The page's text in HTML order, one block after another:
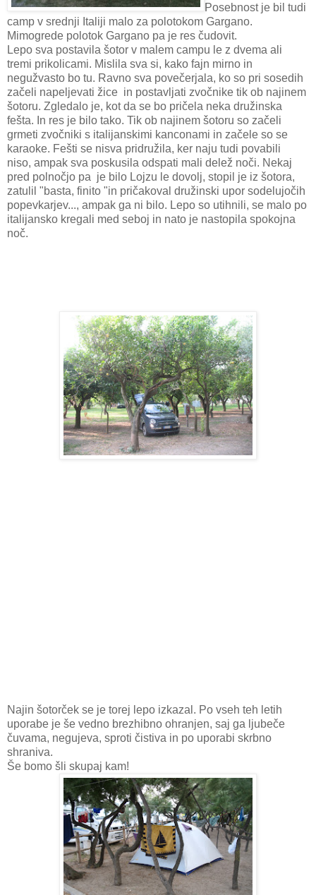
Posebnost je bil tudi
camp v srednji Italiji malo za polotokom Gargano.
Mimogrede polotok Gargano pa je res čudovit.
Lepo sva postavila šotor v malem campu le z dvema ali
tremi prikolicami. Mislila sva si, kako fajn mirno in
negužvasto bo tu. Ravno sva povečerjala, ko so pri sosedih
začeli napeljevati žice in postavljati zvočnike tik ob najinem
šotoru. Zgledalo je, kot da se bo pričela neka družinska
fešta. In res je bilo tako. Tik ob najinem šotoru so začeli
grmeti zvočniki s italijanskimi kanconami in začele so se
karaoke. Fešti se nisva pridružila, ker naju tudi povabili
niso, ampak sva poskusila odspati mali delež noči. Nekaj
pred polnočjo pa je bilo Lojzu le dovolj, stopil je iz šotora,
zatulil "basta, finito "in pričakoval družinski upor sodelujočih
popevkarjev..., ampak ga ni bilo. Lepo so utihnili, se malo po
italijansko kregali med seboj in nato je nastopila spokojna
noč.
Najin šotorček se je torej lepo izkazal. Po vseh teh letih
uporabe je še vedno brezhibno ohranjen, saj ga ljubeče
čuvama, negujeva, sproti čistiva in po uporabi skrbno
shraniva.
Še bomo šli skupaj kam!